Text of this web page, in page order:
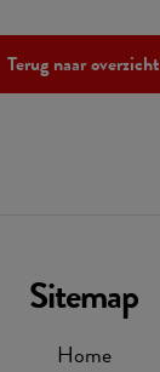
Terug naar overzicht
Sitemap
Home